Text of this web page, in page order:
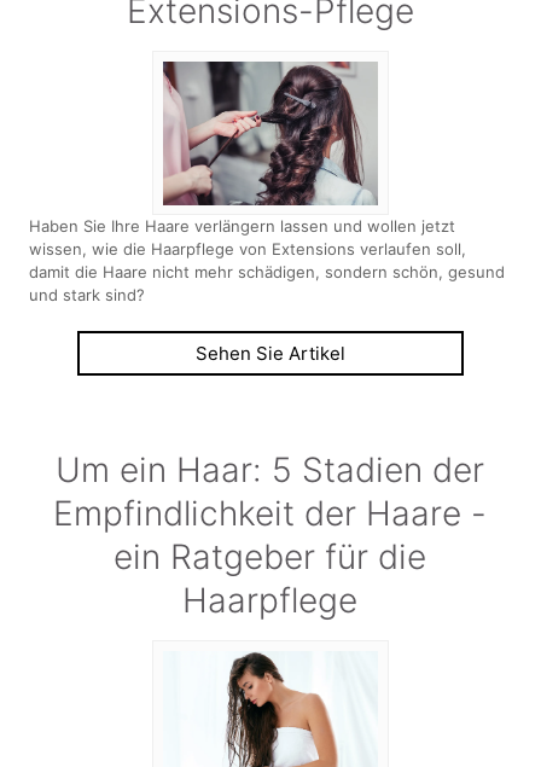
Extensions-Pflege
Haben Sie Ihre Haare verlängern lassen und wollen jetzt
wissen, wie die Haarpflege von Extensions verlaufen soll,
damit die Haare nicht mehr schädigen, sondern schön, gesund
und stark sind?
Sehen Sie Artikel
Um ein Haar: 5 Stadien der
Empfindlichkeit der Haare -
ein Ratgeber für die
Haarpflege